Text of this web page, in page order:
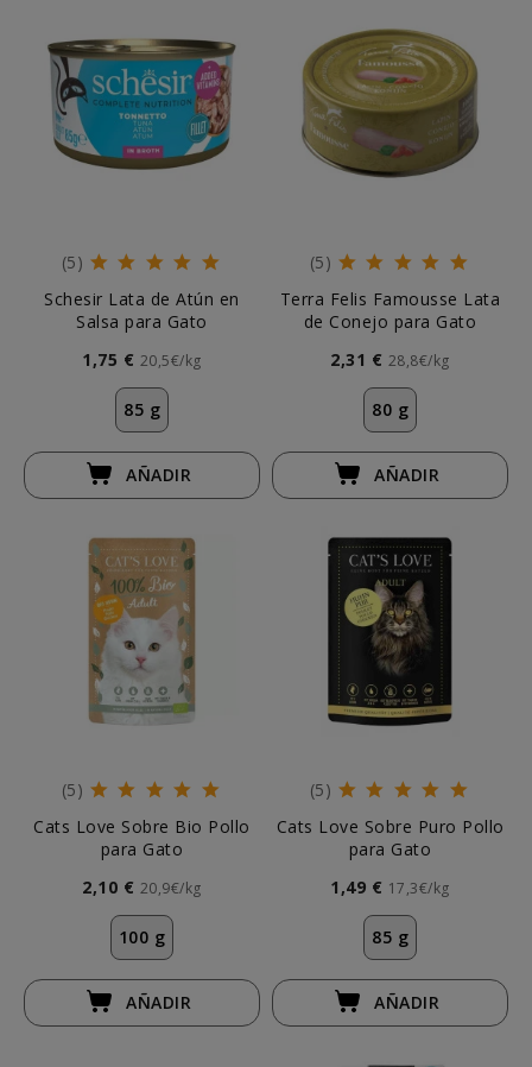
(5)
Schesir Lata de Atún en
Salsa para Gato
1,75 € 20,5€/kg
85 g
AÑADIR
(5)
Terra Felis Famousse Lata
de Conejo para Gato
2,31 € 28,8€/kg
80 g
AÑADIR
(5)
Cats Love Sobre Bio Pollo
para Gato
2,10 € 20,9€/kg
100 g
AÑADIR
(5)
Cats Love Sobre Puro Pollo
para Gato
1,49 € 17,3€/kg
85 g
AÑADIR